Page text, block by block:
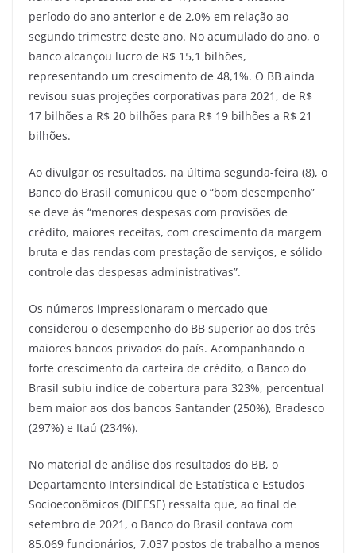
período do ano anterior e de 2,0% em relação ao
segundo trimestre deste ano. No acumulado do ano, o
banco alcançou lucro de R$ 15,1 bilhões,
representando um crescimento de 48,1%. O BB ainda
revisou suas projeções corporativas para 2021, de R$
17 bilhões a R$ 20 bilhões para R$ 19 bilhões a R$ 21
bilhões.
Ao divulgar os resultados, na última segunda-feira (8), o
Banco do Brasil comunicou que o “bom desempenho”
se deve às “menores despesas com provisões de
crédito, maiores receitas, com crescimento da margem
bruta e das rendas com prestação de serviços, e sólido
controle das despesas administrativas”.
Os números impressionaram o mercado que
considerou o desempenho do BB superior ao dos três
maiores bancos privados do país. Acompanhando o
forte crescimento da carteira de crédito, o Banco do
Brasil subiu índice de cobertura para 323%, percentual
bem maior aos dos bancos Santander (250%), Bradesco
(297%) e Itaú (234%).
No material de análise dos resultados do BB, o
Departamento Intersindical de Estatística e Estudos
Socioeconômicos (DIEESE) ressalta que, ao final de
setembro de 2021, o Banco do Brasil contava com
85.069 funcionários, 7.037 postos de trabalho a menos